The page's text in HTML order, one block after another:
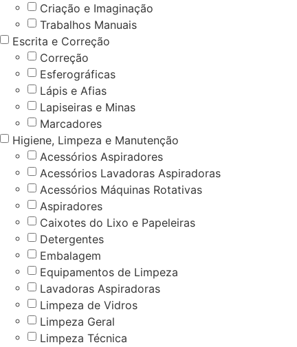
Criação e Imaginação
Trabalhos Manuais
Escrita e Correção
Correção
Esferográficas
Lápis e Afias
Lapiseiras e Minas
Marcadores
Higiene, Limpeza e Manutenção
Acessórios Aspiradores
Acessórios Lavadoras Aspiradoras
Acessórios Máquinas Rotativas
Aspiradores
Caixotes do Lixo e Papeleiras
Detergentes
Embalagem
Equipamentos de Limpeza
Lavadoras Aspiradoras
Limpeza de Vidros
Limpeza Geral
Limpeza Técnica